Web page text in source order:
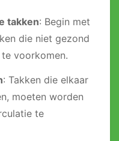
takken: Begin met
die niet gezond
voorkomen.
: Takken die elkaar
moeten worden
te